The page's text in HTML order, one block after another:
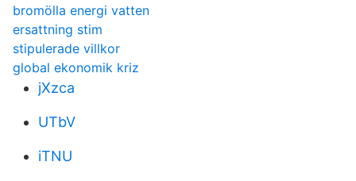
bromölla energi vatten
ersattning stim
stipulerade villkor
global ekonomik kriz
jXzca
UTbV
iTNU